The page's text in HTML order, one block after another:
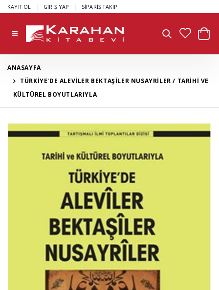
KAYIT OL GİRİŞ YAP SİPARİŞ TAKİP
ANASAYFA
TÜRKİYE'DE ALEVİLER BEKTAŞİLER NUSAYRİLER / TARİHİ VE
KÜLTÜREL BOYUTLARIYLA